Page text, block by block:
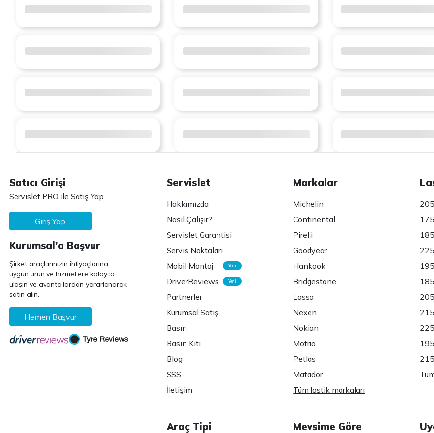
Satıcı Girişi
Servislet PRO ile Satış Yap
Giriş Yap
Kurumsal'a Başvur
Şirket araçlarınızın ihtiyaçlarına
uygun ürün ve hizmetlere kolayca
ulaşın ve avantajlardan yararlanarak
satın alın.
Hemen Başvur
Servislet
Hakkımızda
Nasıl Çalışır?
Servislet Garantisi
Servis Noktaları
Mobil Montaj
Yeni
DriverReviews Yeni
Partnerler
Kurumsal Satış
Basın
Basın Kiti
Blog
SSS
İletişim
Markalar
Michelin
Continental
Pirelli
Goodyear
Hankook
Bridgestone
Lassa
Nexen
Nokian
Motrio
Petlas
Matador
Tüm lastik markaları
Araç Tipi Mevsime Göre